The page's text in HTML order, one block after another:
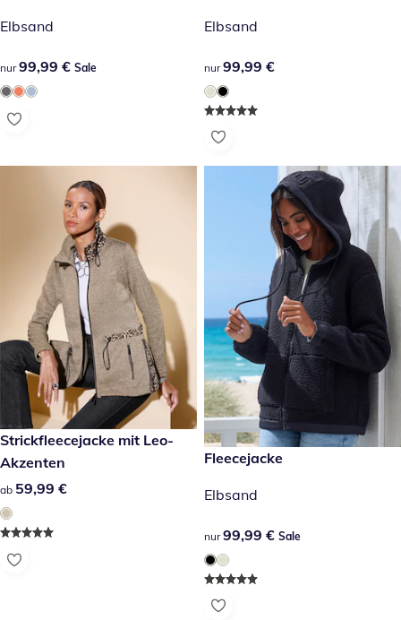
Elbsand
99,99 €
nur 99,99 € Sale
Elbsand
99,99 €
nur 99,99 €
59,99 €
Strickfleecejacke mit Leo-
Akzenten
59,99 €
ab 59,99 €
99,99 €
Sale
Fleecejacke
Elbsand
99,99 €
nur 99,99 € Sale